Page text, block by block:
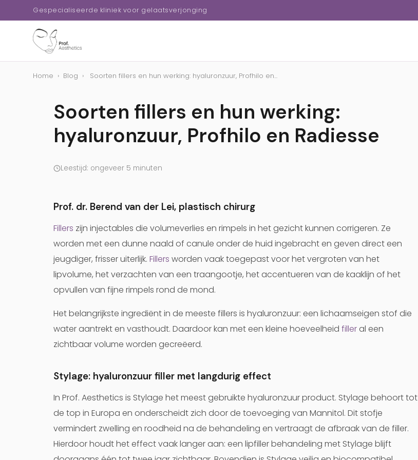
Gespecialiseerde kliniek voor gelaatsverjonging
Home › Blog › Soorten fillers en hun werking: hyaluronzuur, Profhilo en...
Soorten fillers en hun werking:
hyaluronzuur, Profhilo en Radiesse
Leestijd: ongeveer 5 minuten
Prof. dr. Berend van der Lei, plastisch chirurg
Fillers zijn injectables die volumeverlies en rimpels in het gezicht kunnen corrigeren. Ze
worden met een dunne naald of canule onder de huid ingebracht en geven direct een
jeugdiger, frisser uiterlijk. Fillers worden vaak toegepast voor het vergroten van het
lipvolume, het verzachten van een traangootje, het accentueren van de kaaklijn of het
opvullen van fijne rimpels rond de mond.
Het belangrijkste ingrediënt in de meeste fillers is hyaluronzuur: een lichaamseigen stof die
water aantrekt en vasthoudt. Daardoor kan met een kleine hoeveelheid filleral een
zichtbaar volume worden gecreëerd.
Stylage: hyaluronzuur filler met langdurig effect
In Prof. Aesthetics is Stylage het meest gebruikte hyaluronzuur product. Stylage behoort tot
de top in Europa en onderscheidt zich door de toevoeging van Mannitol. Dit stofje
vermindert zwelling en roodheid na de behandeling en vertraagt de afbraak van de filler.
Hierdoor houdt het effect vaak langer aan: een lipfiller behandeling met Stylage blijft